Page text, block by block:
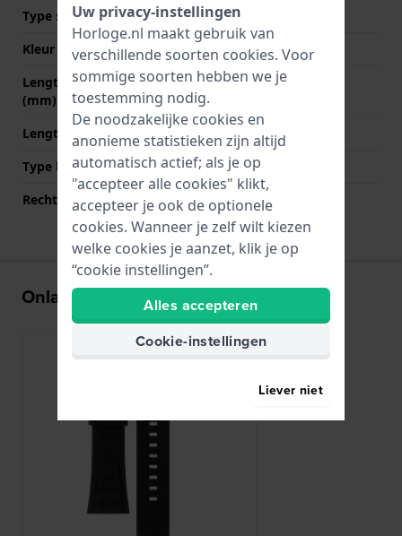
Type sluiting
Gesp
Kleur sluiting
Zilver
Lengte band op 12 uur
(mm)
75 mm
Lengte band op 6 uur (mm)
120 mm
Type bevestiging
Stalen pennen
Rechte bandaanzet
Nee
Onlangs bekeken
Uw privacy-instellingen
Horloge.nl maakt gebruik van
verschillende soorten cookies. Voor
sommige soorten hebben we je
toestemming nodig.
De noodzakelijke cookies en
anonieme statistieken zijn altijd
automatisch actief; als je op
"accepteer alle cookies" klikt,
accepteer je ook de optionele
cookies. Wanneer je zelf wilt kiezen
welke cookies je aanzet, klik je op
“cookie instellingen”.
Alles accepteren
Cookie-instellingen
Liever niet